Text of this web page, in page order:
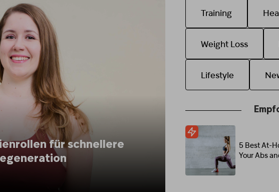
für schnellere
Training
Weight Loss
Lifestyle
5 Best At-
Your Abs